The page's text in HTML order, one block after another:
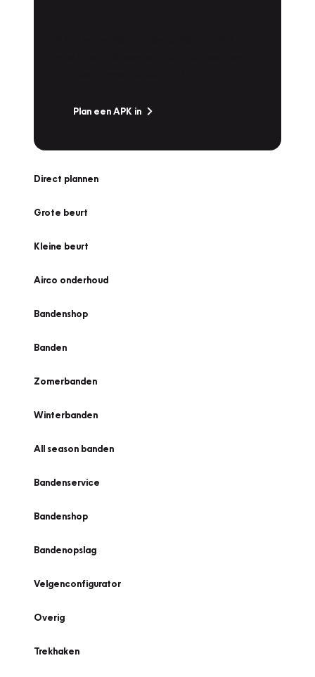
Plan een APK in
Direct plannen
Grote beurt
Kleine beurt
Airco onderhoud
Bandenshop
Banden
Zomerbanden
Winterbanden
All season banden
Bandenservice
Bandenshop
Bandenopslag
Velgenconfigurator
Overig
Trekhaken